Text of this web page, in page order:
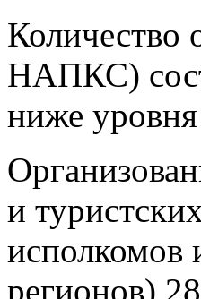
Количество
НАПКС)
ниже
и
исполкомов
регионов)